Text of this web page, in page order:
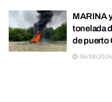
MARINA
tonelada
de puerto
06/08/2026